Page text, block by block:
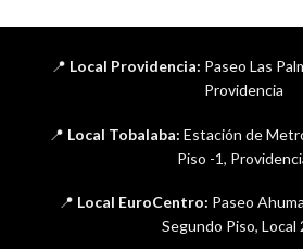
📍 Local Providencia: Paseo Las
Providencia
📍 Local Tobalaba: Estación de
Piso -1,
📍 Local EuroCentro: Paseo
Segundo Piso, Local